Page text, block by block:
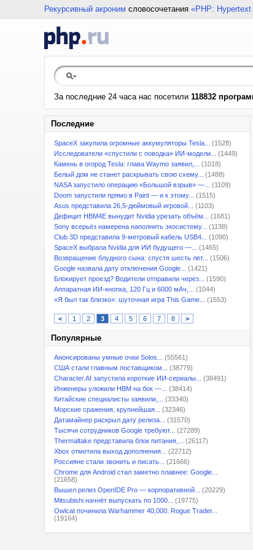
Рекурсивный акроним словосочетания «PHP:
За последние 24 часа нас посетили 118832
Последние
SpaceX закупила огромные аккумуляторы Tesla...
(1528)
Исследователи «спустили с поводка» ИИ-модели...
(1449)
Камень в огород Tesla: глава Waymo заявил,...
(1018)
Белый дом не станет раскрывать свою схему...
(1488)
NASA запустило операцию «Большой взрыв» —...
(1109)
Doom запустили прямо в Paint — и к этому...
(1515)
Asus представила 26,5-дюймовый игровой...
(1103)
Дефицит HBM4E вынудит Nvidia урезать объём...
(1681)
Sony всерьёз намерена наполнить экосистему...
(1138)
Club 3D представила 9-метровый кабель USB4...
(1090)
SpaceX выбрала Nvidia для ИИ будущего —...
(1465)
Возвращение блудного сына: спустя шесть лет...
(1506)
Google назвала дату отключения Google...
(1421)
Блокирует проезд? Водители отправили через...
(1590)
Аппаратная ИИ-кнопка, 120 Гц и 6000 мАч,...
(1044)
«Я был так близко»: шуточная игра This Game...
(1553)
< 1 2 3 4 5 6 7 8 >
Популярные
Анонсированы умные очки Solos...
(55561)
США стали главным поставщиком...
(38779)
Character.AI запустила короткие ИИ-сериалы...
(38491)
Инженеры уложили HBM на бок —...
(38414)
Китайские специалисты заявили,...
(33340)
Морские сражения, крупнейшая...
(32346)
Датамайнер раскрыл дату релиза...
(31570)
Тысячи сотрудников Google требуют...
(27289)
Thermaltake представила блок питания,...
(26117)
Xbox отметила выход дополнения...
(22712)
Россияне стали звонить и писать...
(21666)
Chrome для Android стал заметно плавнее: Google...
(21658)
Вышел релиз OpenIDE Pro — корпоративной...
(20229)
Mitsubishi начнёт выпускать по 1000...
(19775)
Owlcat починила Warhammer 40,000: Rogue Trader...
(19164)